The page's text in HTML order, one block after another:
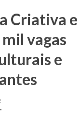
Criativa e
vagas
e